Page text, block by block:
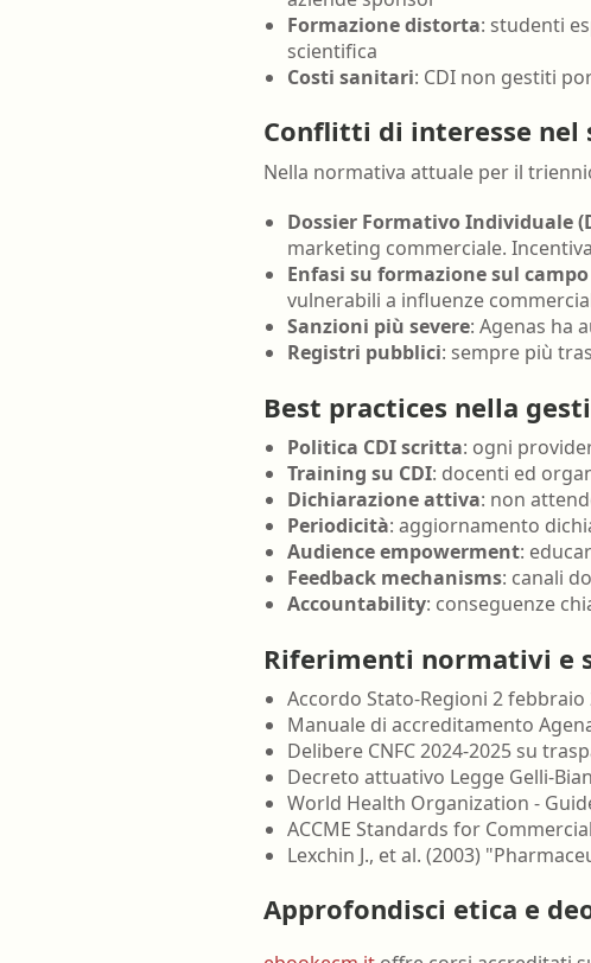
Formazione distorta: studenti
scientifica
Costi sanitari: CDI non gestiti
Conflitti di interesse nel
Nella normativa attuale per il
Dossier Formativo Individuale
marketing commerciale.
Enfasi su formazione sul campo
vulnerabili a influenze
Sanzioni più severe: Agenas ha
Registri pubblici: sempre più
Best practices nella
Politica CDI scritta: ogni
Training su CDI: docenti ed
Dichiarazione attiva: non
Periodicità: aggiornamento
Audience empowerment:
Feedback mechanisms: canali
Accountability: conseguenze
Riferimenti normativi e
Accordo Stato-Regioni 2
Manuale di accreditamento
Delibere CNFC 2024-2025 su
Decreto attuativo Legge Gelli-
World Health Organization -
ACCME Standards for
Lexchin J., et al. (2003)
Approfondisci etica e